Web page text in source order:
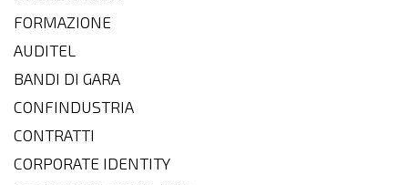
FORMAZIONE
AUDITEL
BANDI DI GARA
CONFINDUSTRIA
CONTRATTI
CORPORATE IDENTITY